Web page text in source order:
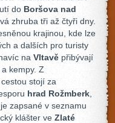
do Boršova nad
zhruba tři až čtyři dny.
krajinou, kde lze
a dalších pro turisty
na Vltavě přibývají
kempy. Z
stojí za
hrad Rožmberk
je zapsané v seznamu
klášter ve Zlaté